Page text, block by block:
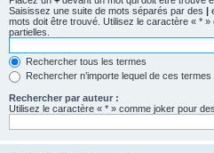
Saisissez une suite de mots séparés par des |
mots doit être trouvé. Utilisez le caractère « *
partielles.
Rechercher tous les termes
Rechercher n’importe lequel de ces termes
Rechercher par auteur :
Utilisez le caractère « * » comme joker pour